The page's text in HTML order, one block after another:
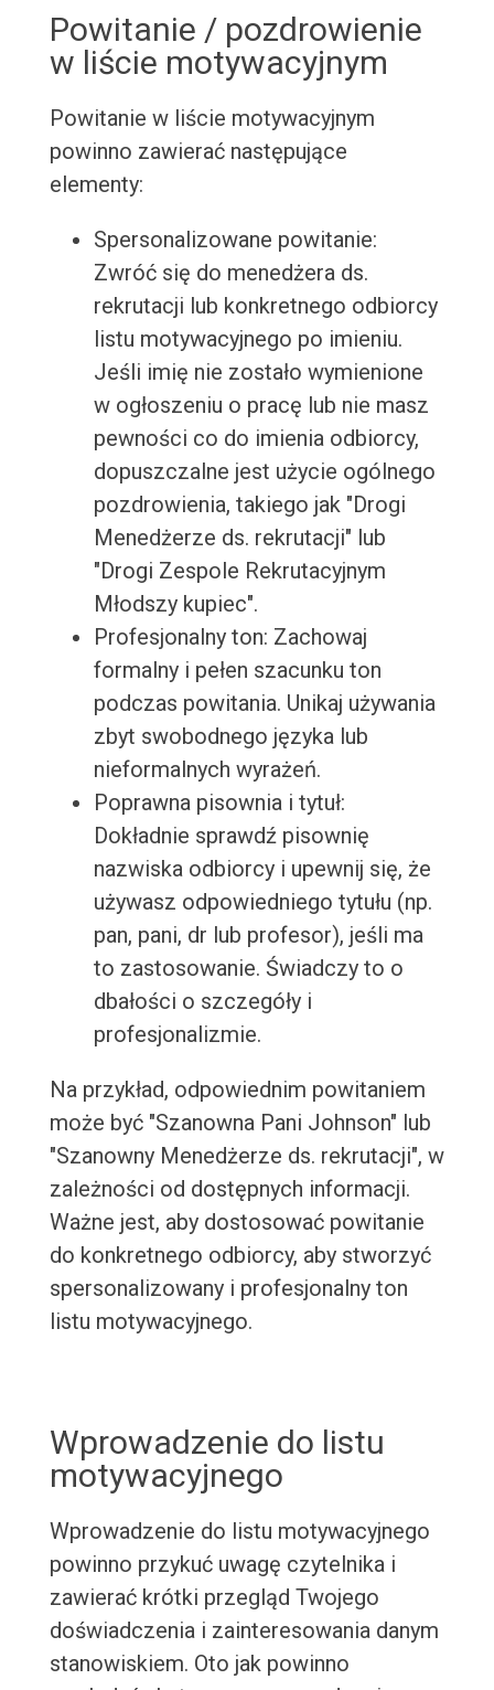
Powitanie / pozdrowienie
w liście motywacyjnym
Powitanie w liście motywacyjnym
powinno zawierać następujące
elementy:
Spersonalizowane powitanie:
Zwróć się do menedżera ds.
rekrutacji lub konkretnego odbiorcy
listu motywacyjnego po imieniu.
Jeśli imię nie zostało wymienione
w ogłoszeniu o pracę lub nie masz
pewności co do imienia odbiorcy,
dopuszczalne jest użycie ogólnego
pozdrowienia, takiego jak "Drogi
Menedżerze ds. rekrutacji" lub
"Drogi Zespole Rekrutacyjnym
Młodszy kupiec".
Profesjonalny ton: Zachowaj
formalny i pełen szacunku ton
podczas powitania. Unikaj używania
zbyt swobodnego języka lub
nieformalnych wyrażeń.
Poprawna pisownia i tytuł:
Dokładnie sprawdź pisownię
nazwiska odbiorcy i upewnij się, że
używasz odpowiedniego tytułu (np.
pan, pani, dr lub profesor), jeśli ma
to zastosowanie. Świadczy to o
dbałości o szczegóły i
profesjonalizmie.
Na przykład, odpowiednim powitaniem
może być "Szanowna Pani Johnson" lub
"Szanowny Menedżerze ds. rekrutacji", w
zależności od dostępnych informacji.
Ważne jest, aby dostosować powitanie
do konkretnego odbiorcy, aby stworzyć
spersonalizowany i profesjonalny ton
listu motywacyjnego.
Wprowadzenie do listu
motywacyjnego
Wprowadzenie do listu motywacyjnego
powinno przykuć uwagę czytelnika i
zawierać krótki przegląd Twojego
doświadczenia i zainteresowania danym
stanowiskiem. Oto jak powinno